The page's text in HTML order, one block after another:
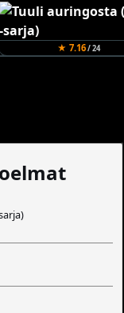
★ 7.16/ 24